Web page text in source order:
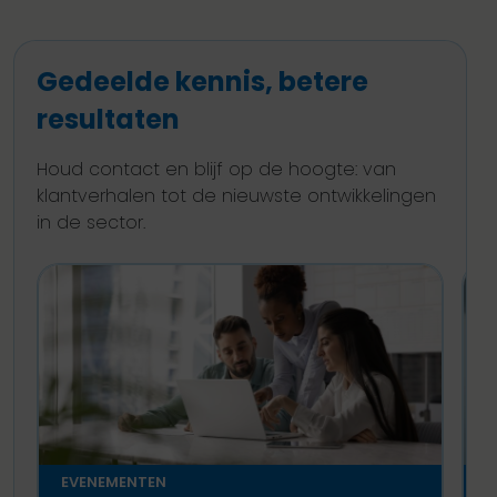
Gedeelde kennis, betere
resultaten
Houd contact en blijf op de hoogte: van
klantverhalen tot de nieuwste ontwikkelingen
in de sector.
EVENEMENTEN